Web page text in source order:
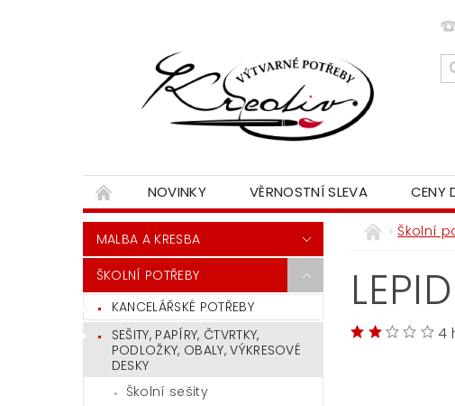
NOVINKY VĚRNOSTNÍ SLEVA CENY
MALBA A KRESBA
ŠKOLNÍ POTŘEBY
KANCELÁŘSKÉ POTŘEBY
SEŠITY, PAPÍRY, ČTVRTKY,
PODLOŽKY, OBALY, VÝKRESOVÉ
DESKY
Školní sešity
Školní
4